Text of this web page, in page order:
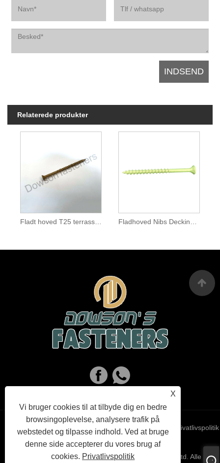
Relaterede produkter
Fladt hoved T25 terrasseskrue Ruspert Tan-lignende farve
X
Vi bruger cookies til at tilbyde dig en bedre
browsingoplevelse, analysere trafik på
webstedet og tilpasse indhold. Ved at bruge
denne side accepterer du vores brug af
cookies. Privatlivspolitik
Links Sitemap RSS XML Privatlivspolitik
Copyright © 2023 Haiyan Dowson's Fasteners Co,.Ltd. Alle